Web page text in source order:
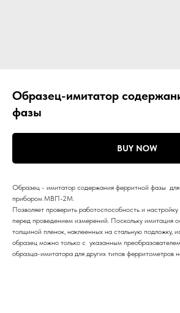
Образец-имитатор
фазы
BUY NOW
Образец - имитатор содержания ферритной фазы
прибором МВП-2М.
Позволяет проверить работоспособность и
перед проведением измерений. Поскольку имитация
толщиной пленок, наклеенных на стальную подложку,
образец можно только с указанным
образца-имитатора для других типов ферритометров